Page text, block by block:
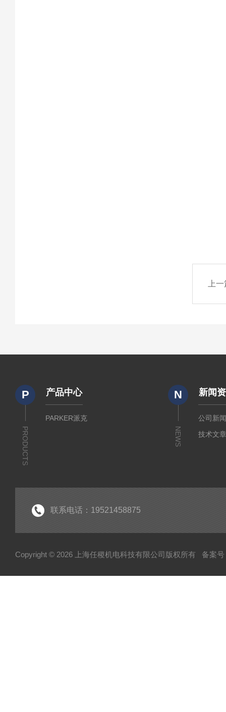
上
P
PRODUCTS
产品中心
PARKER派克
N
NEWS
新闻
公司新
技术文
联系电话：19521458875
Copyright © 2026 上海任稷机电科技有限公司版权所有 备案号